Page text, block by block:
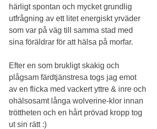
härligt spontan och mycket grundlig
utfrågning av ett litet energiskt yrväder
som var på väg till samma stad med
sina föräldrar för att hälsa på morfar.
Efter en som brukligt skakig och
plågsam färdtjänstresa togs jag emot
av en flicka med vackert yttre & inre och
ohälsosamt långa wolverine-klor innan
tröttheten och en hårt prövad kropp tog
ut sin rätt :)